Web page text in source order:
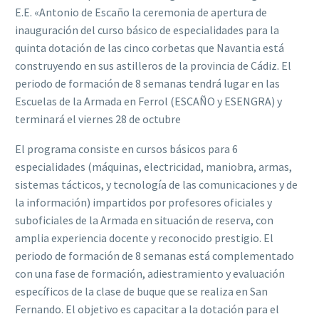
E.E. «Antonio de Escaño la ceremonia de apertura de
inauguración del curso básico de especialidades para la
quinta dotación de las cinco corbetas que Navantia está
construyendo en sus astilleros de la provincia de Cádiz. El
periodo de formación de 8 semanas tendrá lugar en las
Escuelas de la Armada en Ferrol (ESCAÑO y ESENGRA) y
terminará el viernes 28 de octubre
El programa consiste en cursos básicos para 6
especialidades (máquinas, electricidad, maniobra, armas,
sistemas tácticos, y tecnología de las comunicaciones y de
la información) impartidos por profesores oficiales y
suboficiales de la Armada en situación de reserva, con
amplia experiencia docente y reconocido prestigio. El
periodo de formación de 8 semanas está complementado
con una fase de formación, adiestramiento y evaluación
específicos de la clase de buque que se realiza en San
Fernando. El objetivo es capacitar a la dotación para el